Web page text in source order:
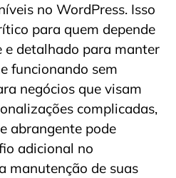
no WordPress. Isso
para quem depende
e detalhado para manter
funcionando sem
negócios que visam
complicadas,
abrangente pode
adicional no
manutenção de suas